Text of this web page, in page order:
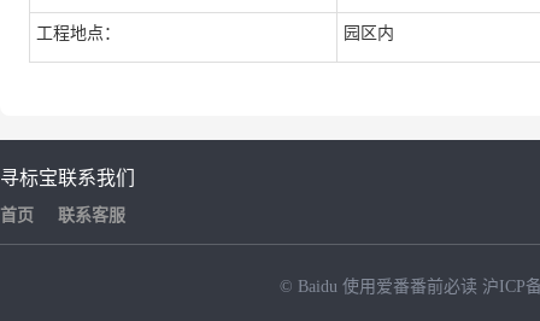
工程地点： 园区内
寻标宝
首页
联系我们
联系客服
© Baidu 使用爱番番前必读 沪ICP